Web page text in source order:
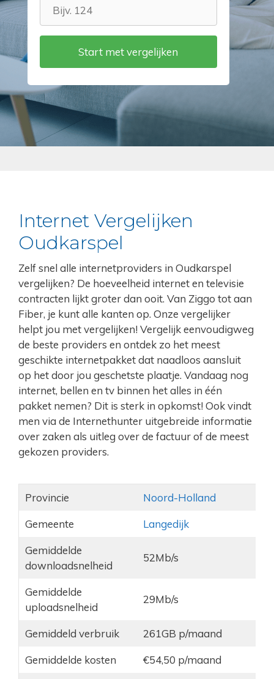
Internet Vergelijken
Oudkarspel
Zelf snel alle internetproviders in Oudkarspel
vergelijken? De hoeveelheid internet en televisie
contracten lijkt groter dan ooit. Van Ziggo tot aan
Fiber, je kunt alle kanten op. Onze vergelijker
helpt jou met vergelijken! Vergelijk eenvoudigweg
de beste providers en ontdek zo het meest
geschikte internetpakket dat naadloos aansluit
op het door jou geschetste plaatje. Vandaag nog
internet, bellen en tv binnen het alles in één
pakket nemen? Dit is sterk in opkomst! Ook vindt
men via de Internethunter uitgebreide informatie
over zaken als uitleg over de factuur of de meest
gekozen providers.
Provincie Noord-Holland
Gemeente Langedijk
Gemiddelde
downloadsnelheid
52Mb/s
Gemiddelde
uploadsnelheid
29Mb/s
Gemiddeld verbruik 261GB p/maand
Gemiddelde kosten €54,50 p/maand